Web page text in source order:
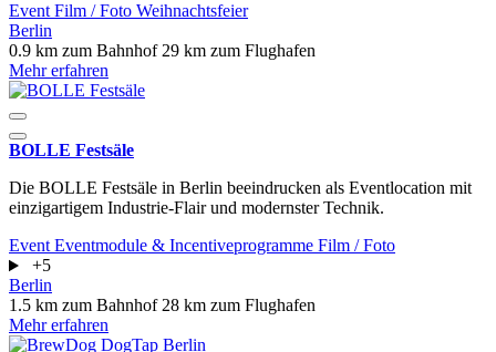
Event Film / Foto Weihnachtsfeier
Berlin
0.9 km zum Bahnhof 29 km zum Flughafen
Mehr erfahren
BOLLE Festsäle
Die BOLLE Festsäle in Berlin beeindrucken als Eventlocation mit
einzigartigem Industrie-Flair und modernster Technik.
Event Eventmodule & Incentiveprogramme Film / Foto
+5
Berlin
1.5 km zum Bahnhof 28 km zum Flughafen
Mehr erfahren